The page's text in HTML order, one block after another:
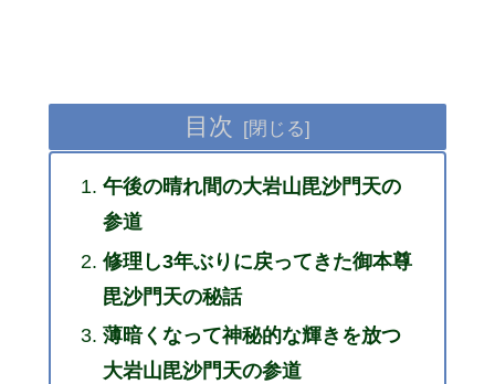
目次
午後の晴れ間の大岩山毘沙門天の
参道
修理し3年ぶりに戻ってきた御本尊
毘沙門天の秘話
薄暗くなって神秘的な輝きを放つ
大岩山毘沙門天の参道